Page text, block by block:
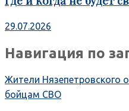
29.07.2026
Навигация по
Жители Нязепетровского
бойцам СВО